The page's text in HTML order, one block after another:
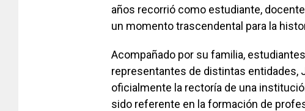
años recorrió como estudiante,
un momento trascendental para la
Acompañado por su familia,
representantes de distintas entidades,
oficialmente la rectoría de una
sido referente en la formación de